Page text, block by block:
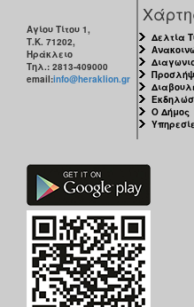
Αγίου Τίτου 1,
Τ.Κ. 71202,
Ηράκλειο
Τηλ.: 2813-409000
email:info@heraklion.gr
Δελτία
Ο Δήμος